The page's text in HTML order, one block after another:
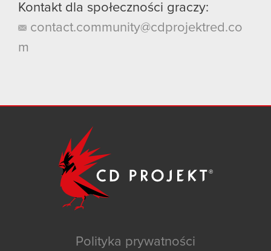
Kontakt dla społeczności graczy:
contact.community@cdprojektred.co
m
Polityka prywatności